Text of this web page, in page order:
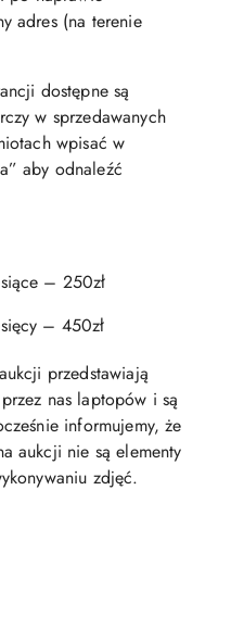
adres (na terenie
dostępne są
w sprzedawanych
wpisać w
aby odnaleźć
– 250zł
– 450zł
przedstawiają
nas laptopów i są
informujemy, że
aukcji nie są elementy
zdjęć.